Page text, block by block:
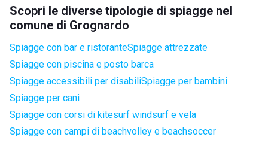
Scopri le diverse tipologie di spiagge nel
comune di Grognardo
Spiagge con bar e ristoranteSpiagge attrezzate
Spiagge con piscina e posto barca
Spiagge accessibili per disabiliSpiagge per bambini
Spiagge per cani
Spiagge con corsi di kitesurf windsurf e vela
Spiagge con campi di beachvolley e beachsoccer